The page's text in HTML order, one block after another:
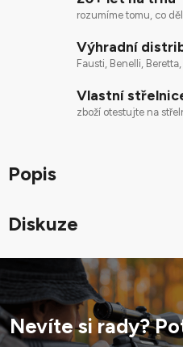
rozumíme tomu, co
Výhradní
Fausti, Benelli,
Vlastní
zboží otestujte na
Popis
Diskuze
Nevíte si rady?